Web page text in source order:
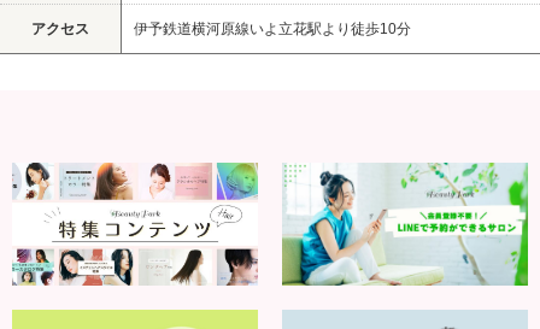
アクセス 伊予鉄道横河原線いよ立花駅より徒歩10分